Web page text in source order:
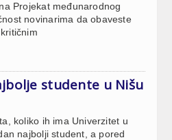
Projekat međunarodnog
novinarima da obaveste
studente u Nišu
koliko ih ima Univerzitet u
najbolji student, a pored